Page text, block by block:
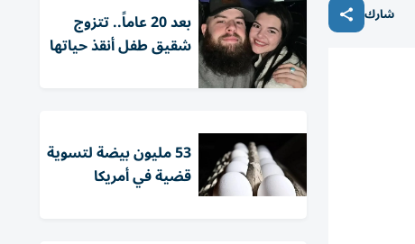
شارك بعد 20 عاماً.. تتزوج
شقيق طفل أنقذ حياتها
53 مليون بيضة لتسوية
قضية في أمريكا